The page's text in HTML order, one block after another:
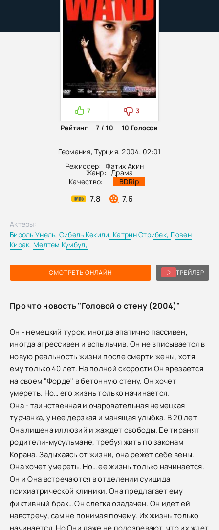
Германия, Турция, 2004, 02:01
Режиссер: Фатих Акин
Жанр: Драма
Качество:
BDRip
7.8 7.6
7
3
Рейтинг
7 / 10 10 Голосов
СМОТРЕТЬ ОНЛАЙН ТРЕЙЛЕР
Актеры:
Бироль Унель, Сибель Кекили, Катрин Стрибек, Гювен
Кирак, Мелтем Кумбул,
Про что новость "Головой о стену (2004)"
Он - немецкий турок, иногда апатично пассивен,
иногда агрессивен и вспыльчив. Он не вписывается в
новую реальность жизни после смерти жены, хотя
ему только 40 лет. На полной скорости Он врезается
на своем "Форде" в бетонную стену. Он хочет
умереть. Но… его жизнь только начинается.
Она - таинственная и очаровательная немецкая
турчанка, у нее дерзкая и манящая улыбка. В 20 лет
Она лишена иллюзий и жаждет свободы. Ее тиранят
родители-мусульмане, требуя жить по законам
Корана. Задыхаясь от жизни, она режет себе вены.
Она хочет умереть. Но… ее жизнь только начинается.
Он и Она встречаются в отделении суицида
психиатрической клиники. Она предлагает ему
фиктивный брак… Он слегка озадачен. Он идет ей
навстречу, сам не понимая почему. Их жизнь только
начинается. Но Они даже не подозревают, что их ждет